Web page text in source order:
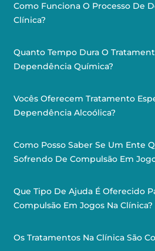
Como Funciona O Processo De
Clínica?
Quanto Tempo Dura O
Dependência Química?
Vocês Oferecem Tratamento
Dependência Alcoólica?
Como Posso Saber Se Um Ente
Sofrendo De Compulsão Em
Que Tipo De Ajuda É Oferecido
Compulsão Em Jogos Na Clínica?
Os Tratamentos Na Clínica São